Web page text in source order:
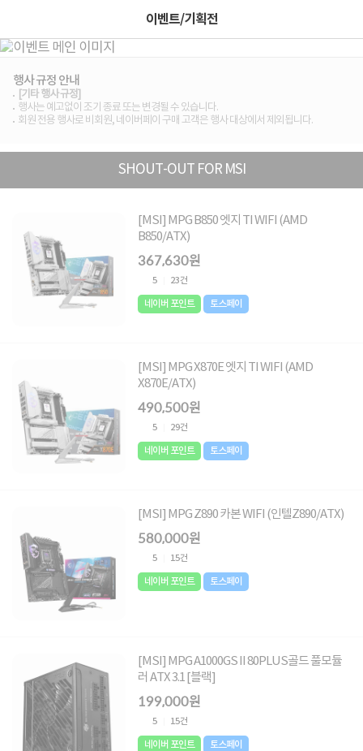
이벤트/기획전
행사 규정 안내
[기타 행사 규정]
행사는 예고없이 조기 종료 또는 변경될 수 있습니다.
회원 전용 행사로 비회원, 네이버페이 구매 고객은 행사 대상에서 제외됩니다.
SHOUT-OUT FOR MSI
[MSI] MPG B850 엣지 TI WIFI (AMD
B850/ATX)
367,630원
5 23건
네이버 포인트 토스페이
[MSI] MPG X870E 엣지 TI WIFI (AMD
X870E/ATX)
490,500원
5 29건
네이버 포인트 토스페이
[MSI] MPG Z890 카본 WIFI (인텔Z890/ATX)
580,000원
5 15건
네이버 포인트 토스페이
[MSI] MPG A1000GS II 80PLUS골드 풀모듈
러 ATX 3.1 [블랙]
199,000원
5 15건
네이버 포인트 토스페이